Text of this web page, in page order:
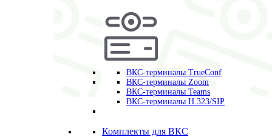
ВКС-терминалы TrueConf
ВКС-терминалы Zoom
ВКС-терминалы Teams
ВКС-терминалы H.323/SIP
Комплекты для ВКС